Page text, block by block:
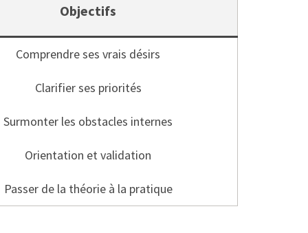
Objectifs
Comprendre ses vrais désirs
Clarifier ses priorités
Surmonter les obstacles internes
Orientation et validation
Passer de la théorie à la pratique